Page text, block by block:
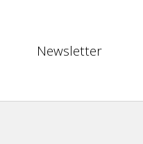
Newsletter